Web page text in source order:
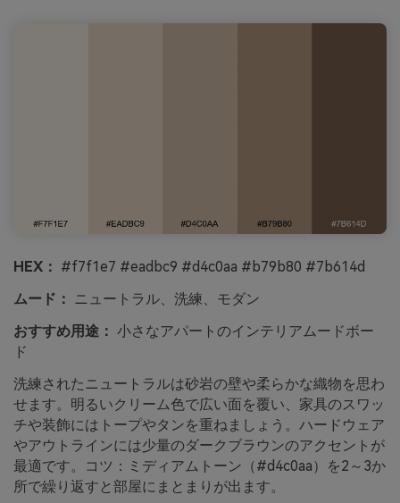
HEX： #f7f1e7 #eadbc9 #d4c0aa #b79b80 #7b614d
ムード： ニュートラル、洗練、モダン
おすすめ用途： 小さなアパートのインテリアムードボー
ド
洗練されたニュートラルは砂岩の壁や柔らかな織物を思わ
せます。明るいクリーム色で広い面を覆い、家具のスワッ
チや装飾にはトープやタンを重ねましょう。ハードウェア
やアウトラインには少量のダークブラウンのアクセントが
最適です。コツ：ミディアムトーン（#d4c0aa）を2～3か
所で繰り返すと部屋にまとまりが出ます。